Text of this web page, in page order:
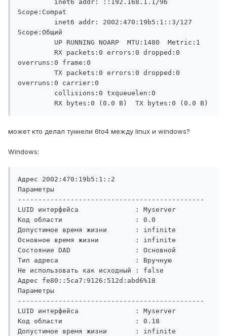
Scope:Compat
Scope:Общий
overruns:0 frame:0
overruns:0 carrier:0
         RX bytes:0 (0.0 B)  TX bytes:0 (0.0 B)
может кто делал туннели 6to4 между linux и windows?
Windows:
Адрес 2002:470:19b5:1::2
Параметры
----------------------------------------------
LUID интерфейса              : Myserver
Код области                  : 0.0
Допустимое время жизни       : infinite
Основное время жизни         : infinite
Состояние DAD                : Основной
Тип адреса                   : Вручную
Не использовать как исходный : false
Адрес fe80::5ca7:9126:512d:abd6%18
Параметры
----------------------------------------------
LUID интерфейса              : Myserver
Код области                  : 0.18
Допустимое время жизни       : infinite